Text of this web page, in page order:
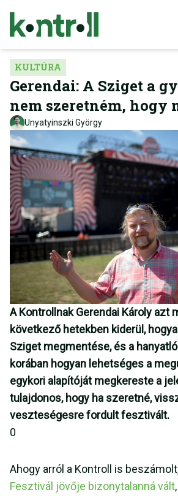
KULTÚRA
Gerendai: A Sziget a
nem szeretném, hogy
Unyatyinszki György
A Kontrollnak Gerendai Károly azt
következő hetekben kiderül,
Sziget megmentése, és a
korában hogyan lehetséges a
egykori alapítóját megkereste a
tulajdonos, hogy ha szeretné,
veszteségesre fordult fesztivált.
0
Ahogy arról a Kontroll is
Fesztivál jövője bizonytalanná vált